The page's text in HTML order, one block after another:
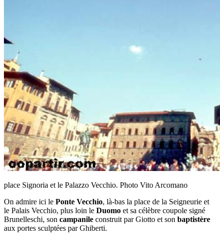
place Signoria et le Palazzo Vecchio. Photo Vito Arcomano
On admire ici le Ponte Vecchio, là-bas la place de la Seigneurie et
le Palais Vecchio, plus loin le Duomo et sa célèbre coupole signé
Brunelleschi, son campanile construit par Giotto et son baptistère
aux portes sculptées par Ghiberti.